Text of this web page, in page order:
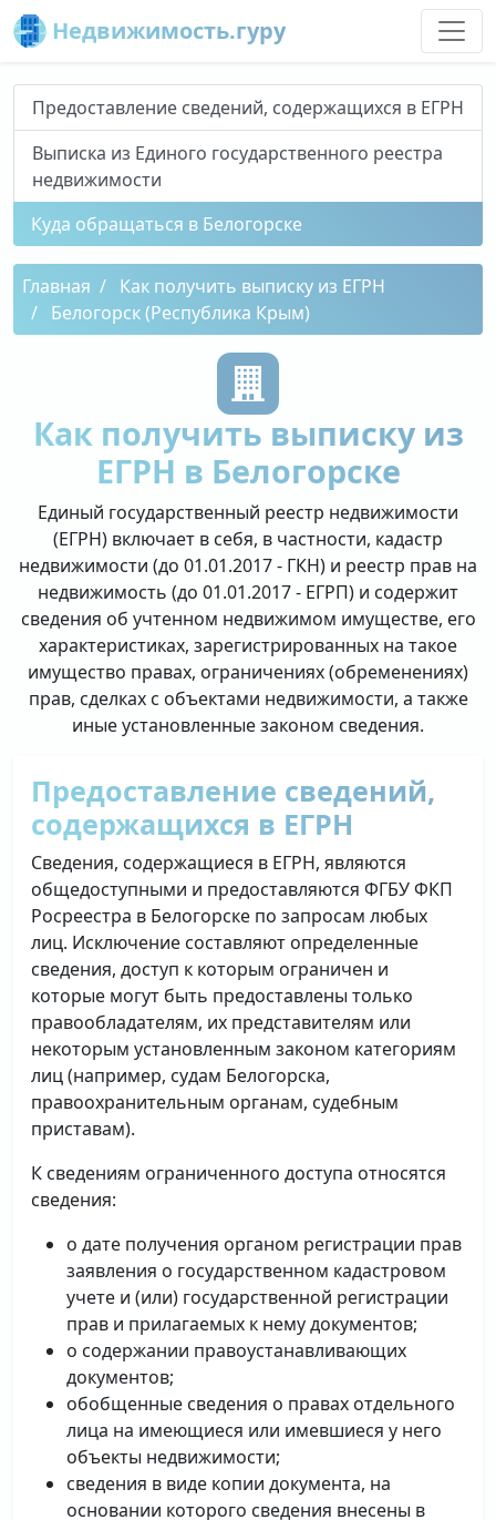
Недвижимость.гуру
Предоставление сведений, содержащихся в ЕГРН
Выписка из Единого государственного реестра
недвижимости
Куда обращаться в Белогорске
Главная
Как получить выписку из ЕГРН
Белогорск (Республика Крым)
Как получить выписку из
ЕГРН в Белогорске
Единый государственный реестр недвижимости
(ЕГРН) включает в себя, в частности, кадастр
недвижимости (до 01.01.2017 - ГКН) и реестр прав на
недвижимость (до 01.01.2017 - ЕГРП) и содержит
сведения об учтенном недвижимом имуществе, его
характеристиках, зарегистрированных на такое
имущество правах, ограничениях (обременениях)
прав, сделках с объектами недвижимости, а также
иные установленные законом сведения.
Предоставление сведений,
содержащихся в ЕГРН
Сведения, содержащиеся в ЕГРН, являются
общедоступными и предоставляются ФГБУ ФКП
Росреестра в Белогорске по запросам любых
лиц. Исключение составляют определенные
сведения, доступ к которым ограничен и
которые могут быть предоставлены только
правообладателям, их представителям или
некоторым установленным законом категориям
лиц (например, судам Белогорска,
правоохранительным органам, судебным
приставам).
К сведениям ограниченного доступа относятся
сведения:
о дате получения органом регистрации прав
заявления о государственном кадастровом
учете и (или) государственной регистрации
прав и прилагаемых к нему документов;
о содержании правоустанавливающих
документов;
обобщенные сведения о правах отдельного
лица на имеющиеся или имевшиеся у него
объекты недвижимости;
сведения в виде копии документа, на
основании которого сведения внесены в